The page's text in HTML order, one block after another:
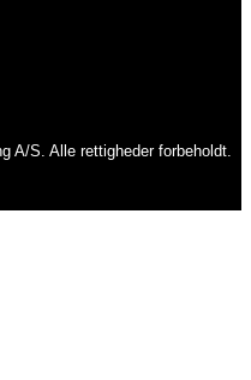
A/S. Alle rettigheder forbeholdt.